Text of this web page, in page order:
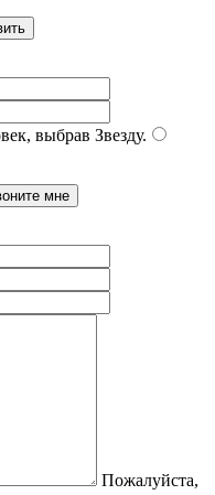
выбрав Звезду.
Пожалуйста,